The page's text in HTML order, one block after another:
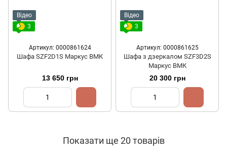
Відео
3
Артикул: 0000861624
Шафа SZF2D1S Маркус ВМК
13 650 грн
Відео
3
Артикул: 0000861625
Шафа з дзеркалом SZF3D2S
Маркус ВМК
20 300 грн
Показати ще 20 товарів